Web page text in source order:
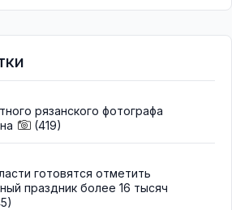
рязанского фотографа
(419)
готовятся отметить
праздник более 16 тысяч